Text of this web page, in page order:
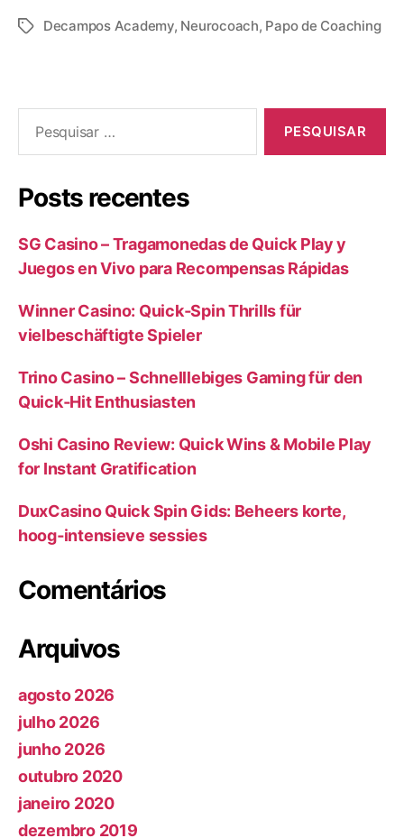
Decampos Academy, Neurocoach, Papo de Coaching
Posts recentes
SG Casino – Tragamonedas de Quick Play y
Juegos en Vivo para Recompensas Rápidas
Winner Casino: Quick‑Spin Thrills für
vielbeschäftigte Spieler
Trino Casino – Schnelllebiges Gaming für den
Quick‑Hit Enthusiasten
Oshi Casino Review: Quick Wins & Mobile Play
for Instant Gratification
DuxCasino Quick Spin Gids: Beheers korte,
hoog‑intensieve sessies
Comentários
Arquivos
agosto 2026
julho 2026
junho 2026
outubro 2020
janeiro 2020
dezembro 2019